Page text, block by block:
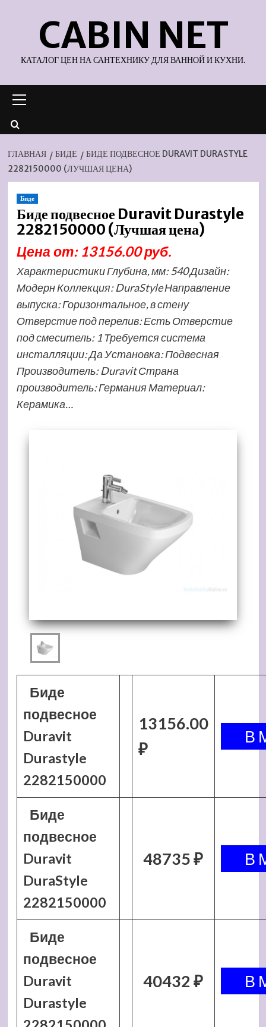
содержимомуCABIN NET
КАТАЛОГ ЦЕН НА САНТЕХНИКУ ДЛЯ ВАННОЙ И КУХНИ.
меню
ГЛАВНАЯ БИДЕ
БИДЕ ПОДВЕСНОЕ DURAVIT DURASTYLE
2282150000 (ЛУЧШАЯ ЦЕНА)
Биде
Биде подвесное Duravit Durastyle
2282150000 (Лучшая цена)
Цена от: 13156.00 руб.
Характеристики Глубина, мм: 540 Дизайн:
Модерн Коллекция: DuraStyle Направление
выпуска: Горизонтальное, в стену
Отверстие под перелив: Есть Отверстие
под смеситель: 1 Требуется система
инсталляции: Да Установка: Подвесная
Производитель: Duravit Страна
производитель: Германия Материал:
Керамика…
Биде
подвесное
Duravit
Durastyle
2282150000
13156.00
₽
Биде
подвесное
Duravit
DuraStyle
2282150000
48735 ₽
Биде
подвесное
Duravit
Durastyle
40432 ₽